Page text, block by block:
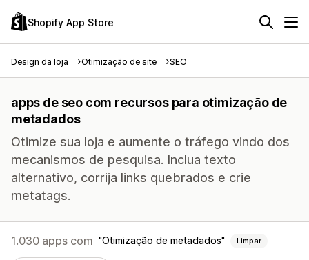
Shopify App Store
Design da loja Otimização de site SEO
apps de seo com recursos para otimização de
metadados
Otimize sua loja e aumente o tráfego vindo dos
mecanismos de pesquisa. Inclua texto
alternativo, corrija links quebrados e crie
metatags.
1.030 apps com Otimização de metadados Limpar